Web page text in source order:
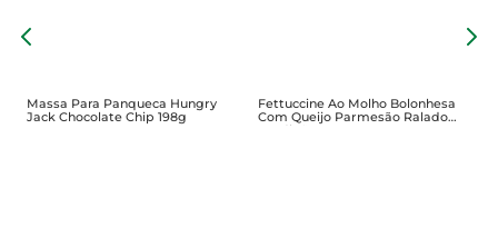
Massa Para Panqueca Hungry
Jack Chocolate Chip 198g
Fettuccine Ao Molho Bolonhesa
Com Queijo Parmesão Ralado
Perdigão Meu Menu Pacote 300g